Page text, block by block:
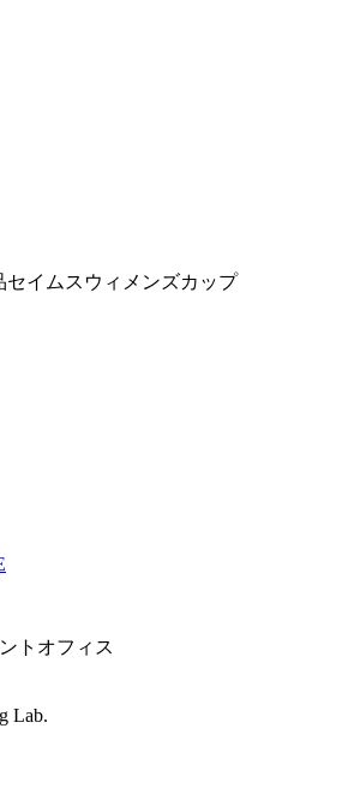
イムスウィメンズカップ
トオフィス
Lab.